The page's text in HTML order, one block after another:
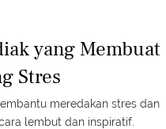
yang Membuat
Stres
meredakan stres dan
lembut dan inspiratif.